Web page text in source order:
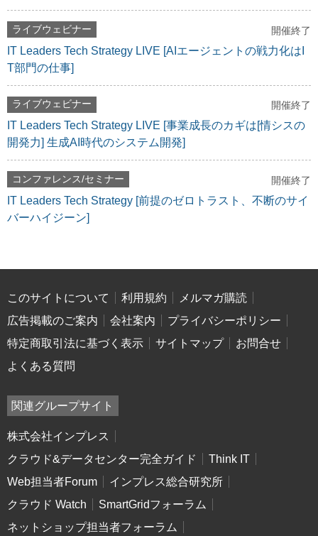
ライブウェビナー 開催終了
IT Leaders Tech Strategy LIVE [AIエージェントの戦力化はI
T部門の仕事]
ライブウェビナー 開催終了
IT Leaders Tech Strategy LIVE [事業成長のカギは[情シスの
開発力] 生成AI時代のシステム開発]
コンファレンス/セミナー 開催終了
IT Leaders Tech Strategy [前提のゼロトラスト、不断のサイ
バーハイジーン]
このサイトについて 利用規約
メルマガ購読
広告掲載のご案内
会社案内
プライバシーポリシー
特定商取引法に基づく表示
サイトマップ
お問合せ
よくある質問
関連グループサイト
株式会社インプレス
クラウド&データセンター完全ガイド
Think IT
Web担当者Forum
インプレス総合研究所
クラウド Watch
SmartGridフォーラム
ネットショップ担当者フォーラム